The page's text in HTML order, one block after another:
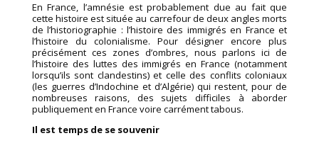
En France, l’amnésie est probablement due au fait que
cette histoire est située au carrefour de deux angles morts
de l’historiographie : l’histoire des immigrés en France et
l’histoire du colonialisme. Pour désigner encore plus
précisément ces zones d’ombres, nous parlons ici de
l’histoire des luttes des immigrés en France (notamment
lorsqu’ils sont clandestins) et celle des conflits coloniaux
(les guerres d’Indochine et d’Algérie) qui restent, pour de
nombreuses raisons, des sujets difficiles à aborder
publiquement en France voire carrément tabous.
Il est temps de se souvenir